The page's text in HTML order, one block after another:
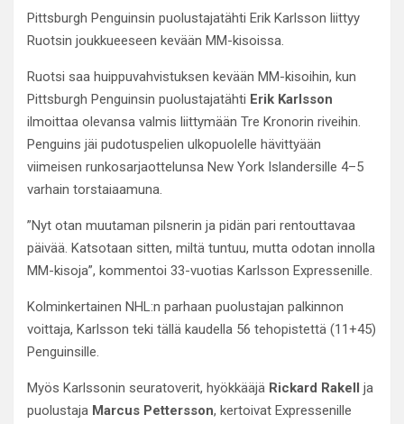
Pittsburgh Penguinsin puolustajatähti Erik Karlsson liittyy
Ruotsin joukkueeseen kevään MM-kisoissa.
Ruotsi saa huippuvahvistuksen kevään MM-kisoihin, kun
Pittsburgh Penguinsin puolustajatähti Erik Karlsson
ilmoittaa olevansa valmis liittymään Tre Kronorin riveihin.
Penguins jäi pudotuspelien ulkopuolelle hävittyään
viimeisen runkosarjaottelunsa New York Islandersille 4–5
varhain torstaiaamuna.
”Nyt otan muutaman pilsnerin ja pidän pari rentouttavaa
päivää. Katsotaan sitten, miltä tuntuu, mutta odotan innolla
MM-kisoja”, kommentoi 33-vuotias Karlsson Expressenille.
Kolminkertainen NHL:n parhaan puolustajan palkinnon
voittaja, Karlsson teki tällä kaudella 56 tehopistettä (11+45)
Penguinsille.
Myös Karlssonin seuratoverit, hyökkääjä Rickard Rakell ja
puolustaja Marcus Pettersson, kertoivat Expressenille